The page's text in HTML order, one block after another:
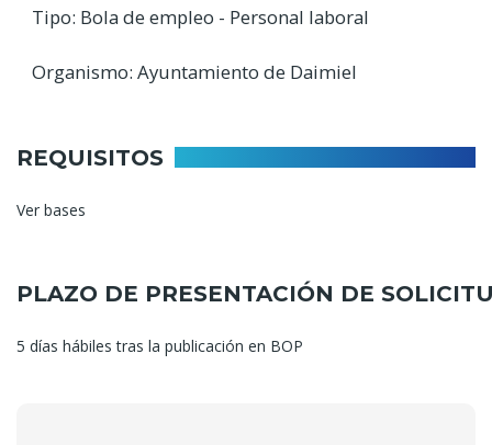
Tipo: Bola de empleo - Personal laboral
Organismo: Ayuntamiento de Daimiel
REQUISITOS
Ver bases
PLAZO DE PRESENTACIÓN DE
5 días hábiles tras la publicación en BOP